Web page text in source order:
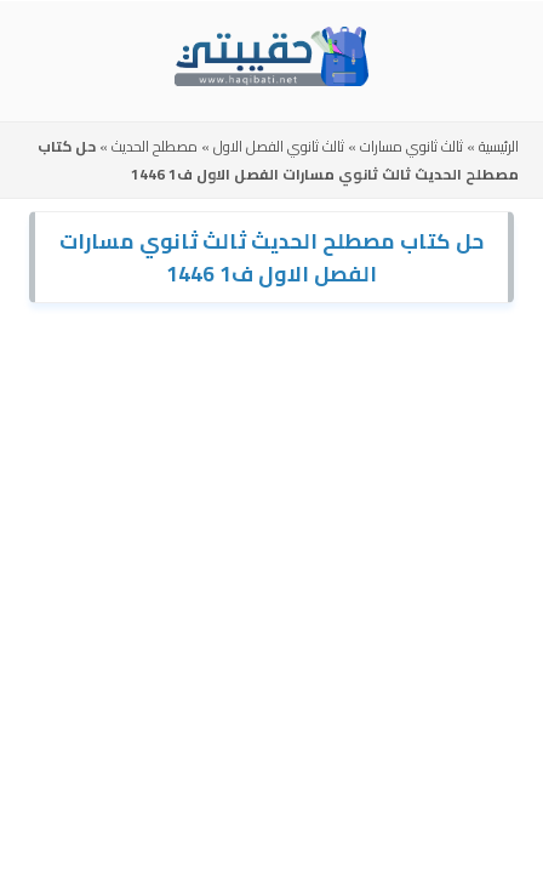
الرئيسية»ثالث ثانوي مسارات»ثالث ثانوي الفصل الاول» مصطلح الحديث»حل كتاب
مصطلح الحديث ثالث ثانوي مسارات الفصل الاول ف1 1446
حل كتاب مصطلح الحديث ثالث ثانوي مسارات
الفصل الاول ف1 1446